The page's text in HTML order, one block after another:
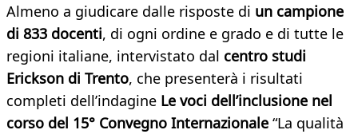
Almeno a giudicare dalle risposte di un campione
di 833 docenti, di ogni ordine e grado e di tutte le
regioni italiane, intervistato dal centro studi
Erickson di Trento, che presenterà i risultati
completi dell’indagine Le voci dell’inclusione nel
corso del 15° Convegno Internazionale “La qualità